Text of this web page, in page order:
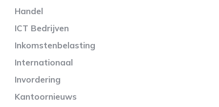
Handel
ICT Bedrijven
Inkomstenbelasting
Internationaal
Invordering
Kantoornieuws